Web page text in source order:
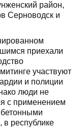
район,
Серноводск и
приехали
участвуют
и полиции
люди не
с применением
в республике